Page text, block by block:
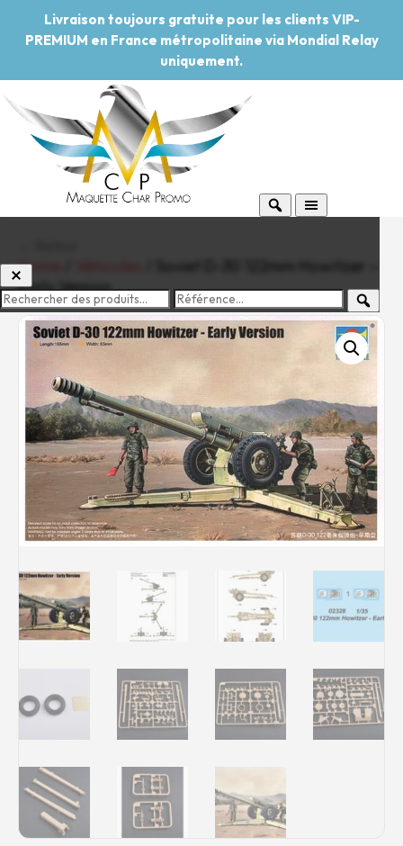
Livraison toujours gratuite pour les clients VIP-
PREMIUM en France métropolitaine via Mondial Relay
uniquement.
Pouvoir d'achat
Rechercher des produits...
Mon panier0
0,00€
Connexion / Inscription
Véhicules
Avions
Trains
Figurines
Peintures
Carte cadeau
Maquette par marque
Home
/ Soviet D-30 122mm Howitzer –
Early Version